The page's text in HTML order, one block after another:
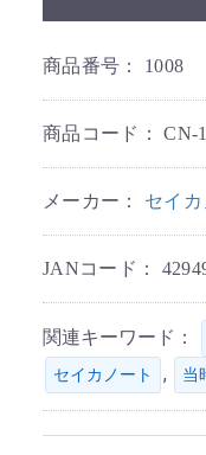
商品番号： 1008
商品コード：CN-
メーカー： セイ
JANコード：
関連キーワード：
セイカノート , 当